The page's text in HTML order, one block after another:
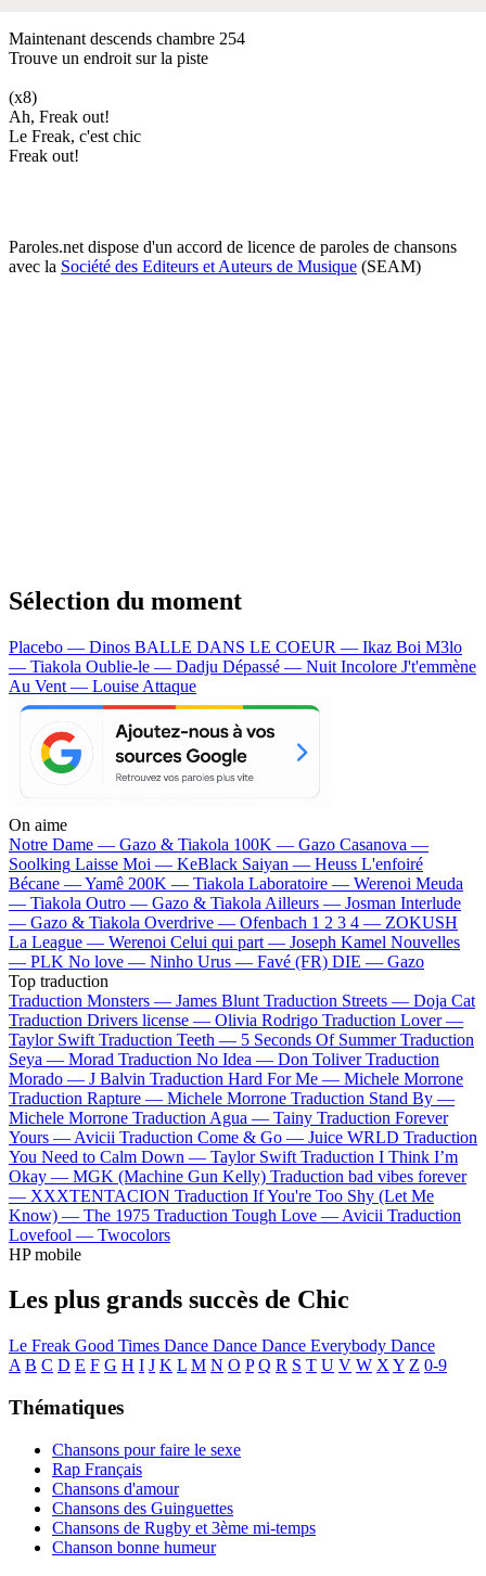
Maintenant descends chambre 254
Trouve un endroit sur la piste
(x8)
Ah, Freak out!
Le Freak, c'est chic
Freak out!
Paroles.net dispose d'un accord de licence de paroles de chansons
avec la Société des Editeurs et Auteurs de Musique (SEAM)
Sélection du moment
Placebo — Dinos BALLE DANS LE COEUR — Ikaz Boi M3lo
— Tiakola Oublie-le — Dadju Dépassé — Nuit Incolore J't'emmène
Au Vent — Louise Attaque
On aime
Notre Dame — Gazo & Tiakola 100K — Gazo Casanova —
Soolking Laisse Moi — KeBlack Saiyan — Heuss L'enfoiré
Bécane —Yamê 200K — Tiakola Laboratoire — Werenoi Meuda
— Tiakola Outro — Gazo & Tiakola Ailleurs — Josman Interlude
— Gazo & Tiakola Overdrive — Ofenbach 1 2 3 4 — ZOKUSH
La League — Werenoi Celui qui part — Joseph Kamel Nouvelles
— PLK No love — Ninho Urus — Favé (FR) DIE — Gazo
Top traduction
Traduction Monsters — James Blunt Traduction Streets — Doja Cat
Traduction Drivers license — Olivia Rodrigo Traduction Lover —
Taylor Swift Traduction Teeth — 5 Seconds Of Summer Traduction
Seya — Morad Traduction No Idea — Don Toliver Traduction
Morado — J Balvin Traduction Hard For Me — Michele Morrone
Traduction Rapture — Michele Morrone Traduction Stand By —
Michele Morrone Traduction Agua — Tainy Traduction Forever
Yours — Avicii Traduction Come & Go — Juice WRLD Traduction
You Need to Calm Down — Taylor Swift Traduction I Think I’m
Okay — MGK (Machine Gun Kelly) Traduction bad vibes forever
— XXXTENTACION Traduction If You're Too Shy (Let Me
Know) — The 1975 Traduction Tough Love — Avicii Traduction
Lovefool — Twocolors
HP mobile
Les plus grands succès de Chic
Le Freak Good Times Dance Dance Dance Everybody Dance
A B C D E F G H I J K L M N O P Q R S T U V W X Y Z 0-9
Thématiques
Chansons pour faire le sexe
Rap Français
Chansons d'amour
Chansons des Guinguettes
Chansons de Rugby et 3ème mi-temps
Chanson bonne humeur